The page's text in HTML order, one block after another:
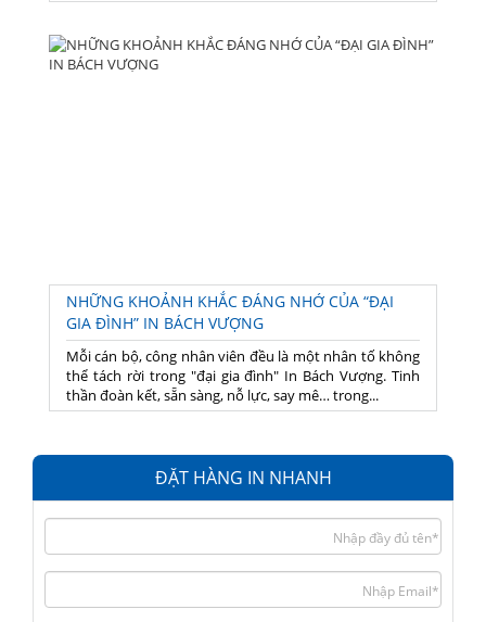
NHỮNG KHOẢNH KHẮC ĐÁNG NHỚ CỦA “ĐẠI
GIA ĐÌNH” IN BÁCH VƯỢNG
Mỗi cán bộ, công nhân viên đều là một nhân tố không
thể tách rời trong "đại gia đình" In Bách Vượng. Tinh
thần đoàn kết, sẵn sàng, nỗ lực, say mê… trong...
ĐẶT HÀNG IN NHANH